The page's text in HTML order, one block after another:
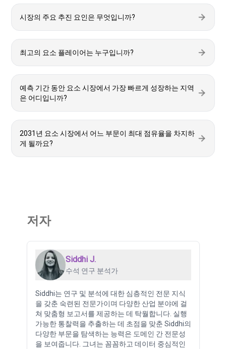
시장의 주요 추진 요인은 무엇입니까?
최고의 요소 플레이어는 누구입니까?
예측 기간 동안 요소 시장에서 가장 빠르게 성장하는 지역
은 어디입니까?
2031년 요소 시장에서 어느 부문이 최대 점유율을 차지하
게 될까요?
저자
Siddhi J.
수석 연구 분석가
Siddhi는 연구 및 분석에 대한 심층적인 전문 지식
을 갖춘 숙련된 전문가이며 다양한 산업 분야에 걸
쳐 맞춤형 보고서를 제공하는 데 탁월합니다. 실행
가능한 통찰력을 추출하는 데 초점을 맞춘 Siddhi의
다양한 부문을 탐색하는 능력은 도메인 간 전문성
을 보여줍니다. 그녀는 꼼꼼하고 데이터 중심적인